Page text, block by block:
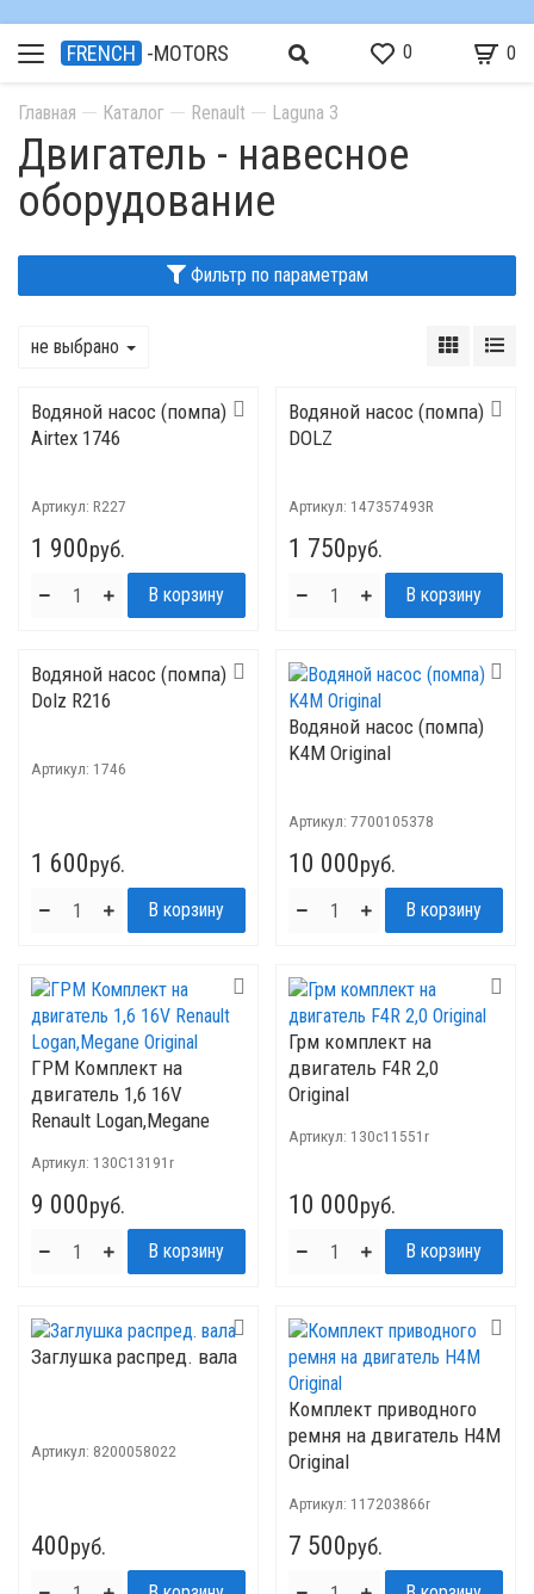
FRENCH -MOTORS 0 0
Главная Каталог Renault Laguna 3
Двигатель - навесное
оборудование
Фильтр по параметрам
не выбрано
Водяной насос (помпа)
Airtex 1746
Артикул: R227
1 900руб.
Водяной насос (помпа)
DOLZ
Артикул: 147357493R
1 750руб.
Водяной насос (помпа)
Dolz R216
Артикул: 1746
1 600руб.
Водяной насос (помпа)
K4M Original
Артикул: 7700105378
10 000руб.
ГРМ Комплект на
двигатель 1,6 16V
Renault Logan,Megane
Артикул: 130C13191r
9 000руб.
Грм комплект на
двигатель F4R 2,0
Original
Артикул: 130c11551r
10 000руб.
Заглушка распред. вала
Артикул: 8200058022
400руб.
Комплект приводного
ремня на двигатель H4M
Original
Артикул: 117203866r
7 500руб.